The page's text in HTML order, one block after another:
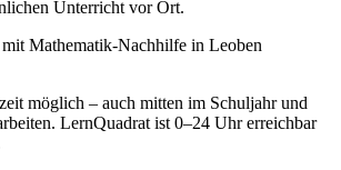
Unterricht vor Ort.
Mathematik-Nachhilfe in Leoben
möglich – auch mitten im Schuljahr und
LernQuadrat ist 0–24 Uhr erreichbar